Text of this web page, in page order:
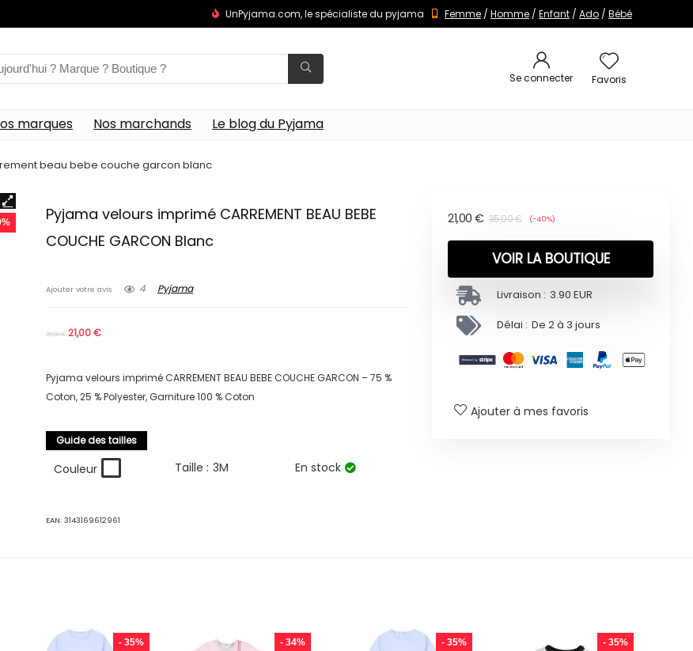
UnPyjama.com, le spécialiste du pyjama Femme / Homme / Enfant / Ado / Bébé
Se connecter Favoris
marques Nos marchands Le blog du Pyjama
beau bebe couche garcon blanc
Pyjama velours imprimé CARREMENT BEAU BEBE
COUCHE GARCON Blanc
Ajouter votre avis 4 Pyjama
35,00€ 21,00€
Pyjama velours imprimé CARREMENT BEAU BEBE COUCHE GARCON – 75 %
Coton, 25 % Polyester, Garniture 100 % Coton
Guide des tailles
Couleur Taille : 3M En stock
EAN:3143169612961
35,00€
21,00 € (-40%)
VOIR LA BOUTIQUE
Livraison : 3.90 EUR
Délai : De 2 à 3 jours
Ajouter à mes favoris
- 35% - 34% - 35% - 35%